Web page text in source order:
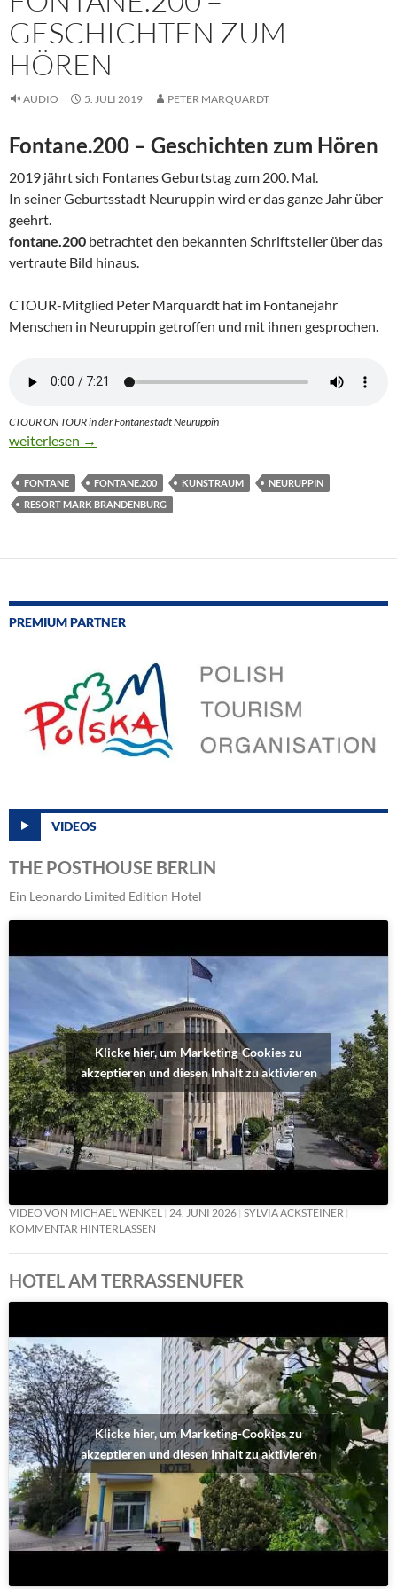
GESCHICHTEN ZUM
HÖREN
AUDIO 5. JULI 2019 PETER MARQUARDT
Fontane.200 – Geschichten zum Hören
2019 jährt sich Fontanes Geburtstag zum 200. Mal.
In seiner Geburtsstadt Neuruppin wird er das ganze Jahr über
geehrt.
fontane.200 betrachtet den bekannten Schriftsteller über das
vertraute Bild hinaus.
CTOUR-Mitglied Peter Marquardt hat im Fontanejahr
Menschen in Neuruppin getroffen und mit ihnen gesprochen.
CTOUR ON TOUR in der Fontanestadt Neuruppin
fontane.200 – Geschichten zum Hören
weiterlesen →
FONTANE FONTANE.200 KUNSTRAUM
NEURUPPIN
RESORT MARK BRANDENBURG
PREMIUM PARTNER
VIDEOS
THE POSTHOUSE BERLIN
Ein Leonardo Limited Edition Hotel
Klicke hier, um Marketing-Cookies zu
akzeptieren und diesen Inhalt zu aktivieren
VIDEO VON MICHAEL WENKEL 24. JUNI 2026 SYLVIA ACKSTEINER
KOMMENTAR HINTERLASSEN
HOTEL AM TERRASSENUFER
Klicke hier, um Marketing-Cookies zu
akzeptieren und diesen Inhalt zu aktivieren